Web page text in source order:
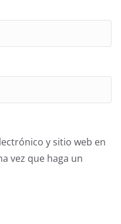
y sitio web en
vez que haga un